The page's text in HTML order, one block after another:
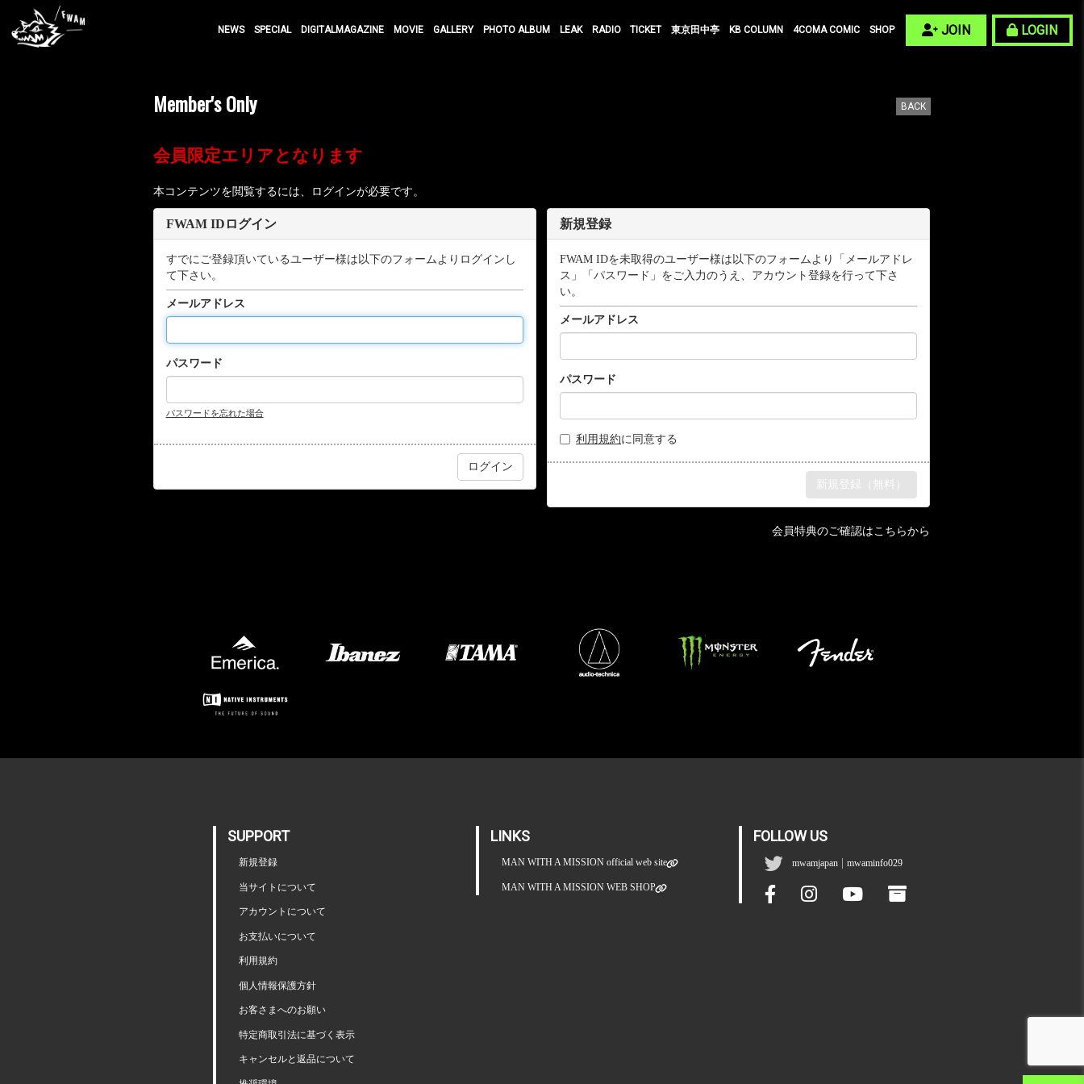
NEWS SPECIAL DIGITALMAGAZINE MOVIE GALLERY PHOTO ALBUM LEAK RADIO TICKET 東京田中亭 KB COLUMN 4COMA COMIC SHOP JOIN LOGIN
Member's Only BACK
会員限定エリアとなります
本コンテンツを閲覧するには、ログインが必要です。
FWAM IDログイン
すでにご登録頂いているユーザー様は以下のフォームよりログインし
て下さい。
メールアドレス
パスワード
パスワードを忘れた場合
新規登録
FWAM IDを未取得のユーザー様は以下のフォームより「メールアドレ
ス」「パスワード」をご入力のうえ、アカウント登録を行って下さ
い。
メールアドレス
パスワード
利用規約に同意する
会員特典のご確認はこちらから
SUPPORT
新規登録
当サイトについて
アカウントについて
お支払いについて
利用規約
個人情報保護方針
お客さまへのお願い
特定商取引法に基づく表示
キャンセルと返品について
LINKS
MAN WITH A MISSION official web site
MAN WITH A MISSION WEB SHOP
FOLLOW US
mwamjapan |mwaminfo029